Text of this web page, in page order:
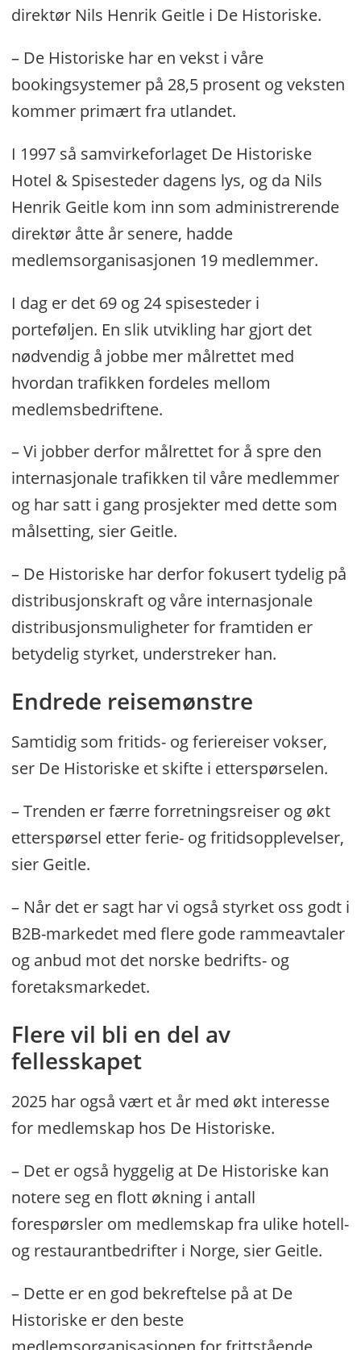
direktør Nils Henrik Geitle i De Historiske.
– De Historiske har en vekst i våre
bookingsystemer på 28,5 prosent og veksten
kommer primært fra utlandet.
I 1997 så samvirkeforlaget De Historiske
Hotel & Spisesteder dagens lys, og da Nils
Henrik Geitle kom inn som administrerende
direktør åtte år senere, hadde
medlemsorganisasjonen 19 medlemmer.
I dag er det 69 og 24 spisesteder i
porteføljen. En slik utvikling har gjort det
nødvendig å jobbe mer målrettet med
hvordan trafikken fordeles mellom
medlemsbedriftene.
– Vi jobber derfor målrettet for å spre den
internasjonale trafikken til våre medlemmer
og har satt i gang prosjekter med dette som
målsetting, sier Geitle.
– De Historiske har derfor fokusert tydelig på
distribusjonskraft og våre internasjonale
distribusjonsmuligheter for framtiden er
betydelig styrket, understreker han.
Endrede reisemønstre
Samtidig som fritids- og feriereiser vokser,
ser De Historiske et skifte i etterspørselen.
– Trenden er færre forretningsreiser og økt
etterspørsel etter ferie- og fritidsopplevelser,
sier Geitle.
– Når det er sagt har vi også styrket oss godt i
B2B-markedet med flere gode rammeavtaler
og anbud mot det norske bedrifts- og
foretaksmarkedet.
Flere vil bli en del av
fellesskapet
2025 har også vært et år med økt interesse
for medlemskap hos De Historiske.
– Det er også hyggelig at De Historiske kan
notere seg en flott økning i antall
forespørsler om medlemskap fra ulike hotell-
og restaurantbedrifter i Norge, sier Geitle.
– Dette er en god bekreftelse på at De
Historiske er den beste